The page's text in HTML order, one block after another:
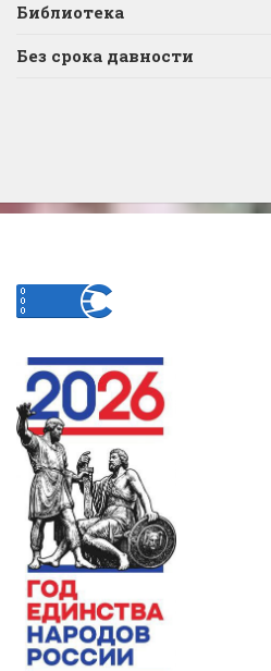
Библиотека
Без срока давности